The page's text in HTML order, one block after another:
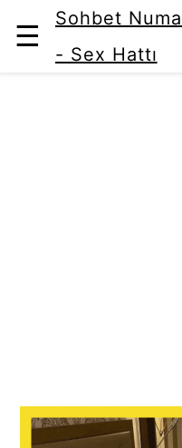
☰
Sohbet
- Sex Hattı